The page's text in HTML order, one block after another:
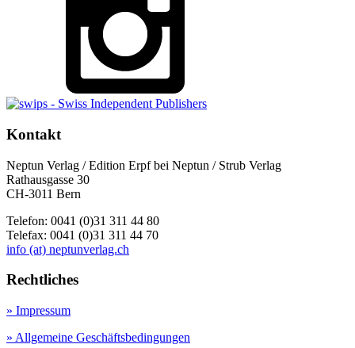
Kontakt
Neptun Verlag / Edition Erpf bei Neptun / Strub Verlag
Rathausgasse 30
CH-3011 Bern
Telefon: 0041 (0)31 311 44 80
Telefax: 0041 (0)31 311 44 70
info (at) neptunverlag.ch
Rechtliches
» Impressum
» Allgemeine Geschäftsbedingungen